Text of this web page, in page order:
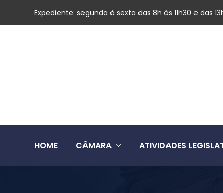
Expediente: segunda à sexta das 8h às 11h30 e das
HOME CÂMARA ATIVIDADES